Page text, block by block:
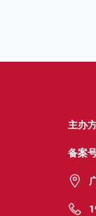
主办
备案